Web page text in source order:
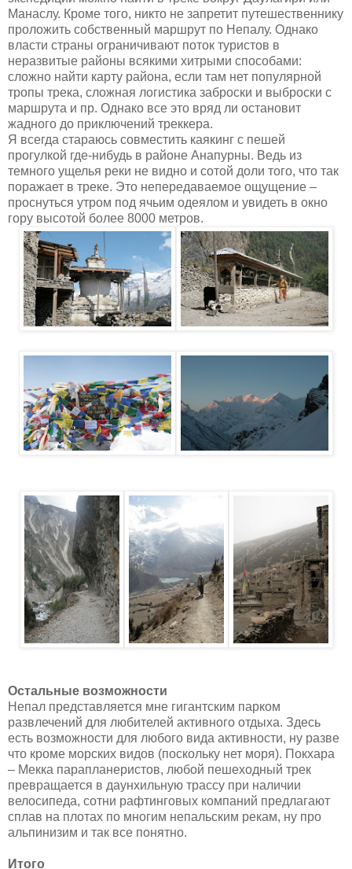
Манаслу. Кроме того, никто не запретит путешественнику
проложить собственный маршрут по Непалу. Однако
власти страны ограничивают поток туристов в
неразвитые районы всякими хитрыми способами:
сложно найти карту района, если там нет популярной
тропы трека, сложная логистика заброски и выброски с
маршрута и пр. Однако все это вряд ли остановит
жадного до приключений треккера.
Я всегда стараюсь совместить каякинг с пешей
прогулкой где-нибудь в районе Анапурны. Ведь из
темного ущелья реки не видно и сотой доли того, что так
поражает в треке. Это непередаваемое ощущение –
проснуться утром под ячьим одеялом и увидеть в окно
гору высотой более 8000 метров.
Остальные возможности
Непал представляется мне гигантским парком
развлечений для любителей активного отдыха. Здесь
есть возможности для любого вида активности, ну разве
что кроме морских видов (поскольку нет моря). Покхара
– Мекка парапланеристов, любой пешеходный трек
превращается в даунхильную трассу при наличии
велосипеда, сотни рафтинговых компаний предлагают
сплав на плотах по многим непальским рекам, ну про
альпинизим и так все понятно.
Итого